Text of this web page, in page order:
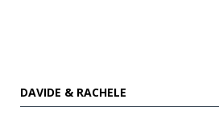
DAVIDE & RACHELE